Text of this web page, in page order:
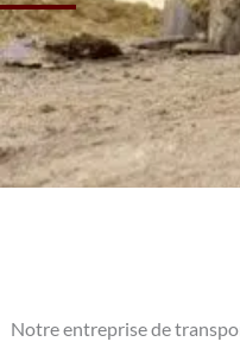
Notre entreprise de